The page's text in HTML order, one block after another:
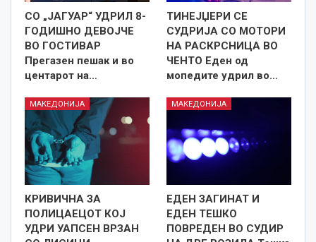
СО „ЈАГУАР“ УДРИЛ 8-
ГОДИШНО ДЕВОЈЧЕ
ВО ГОСТИВАР
Прегазен пешак и во
центарот на…
ТИНЕЈЏЕРИ СЕ
СУДРИЈА СО МОТОРИ
НА РАСКРСНИЦА ВО
ЧЕНТО Еден од
мопедите удрил во…
МАКЕДОНИЈА
КРИВИЧНА ЗА
ПОЛИЦАЕЦОТ КОЈ
УДРИ УАПСЕН ВРЗАН
МАКЕДОНИЈА
ЕДЕН ЗАГИНАТ И
ЕДЕН ТЕШКО
ПОВРЕДЕН ВО СУДИР